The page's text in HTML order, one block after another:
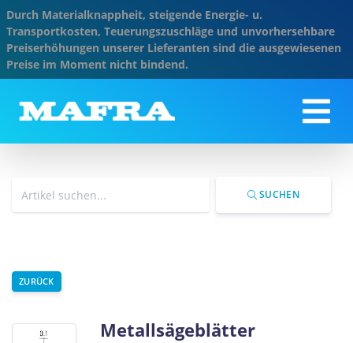
Durch Materialknappheit, steigende Energie- u.
Transportkosten, Teuerungszuschläge und unvorhersehbare
Preiserhöhungen unserer Lieferanten sind die ausgewiesenen
Preise im Moment nicht bindend.
SUCHEN
ZURÜCK
Metallsägeblätter